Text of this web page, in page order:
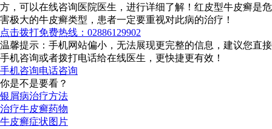
方，可以在线咨询医院医生，进行详细了解！红皮型牛皮癣是危
害极大的牛皮癣类型，患者一定要重视对此病的治疗！
点击拨打免费热线：02886129902
温馨提示：手机网站偏小，无法展现更完整的信息，建议您直接
手机咨询或者拨打电话给在线医生，更快捷更有效！
手机咨询电话咨询
你是不是要看？
银屑病治疗方法
治疗牛皮癣药物
牛皮癣症状图片